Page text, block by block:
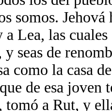
somos.
a Lea, las
seas de
como la casa
de esa joven
tomó a Rut, y